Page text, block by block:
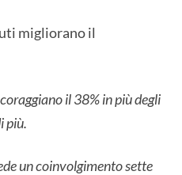
migliorano il
il 38% in più degli
più.
un coinvolgimento sette